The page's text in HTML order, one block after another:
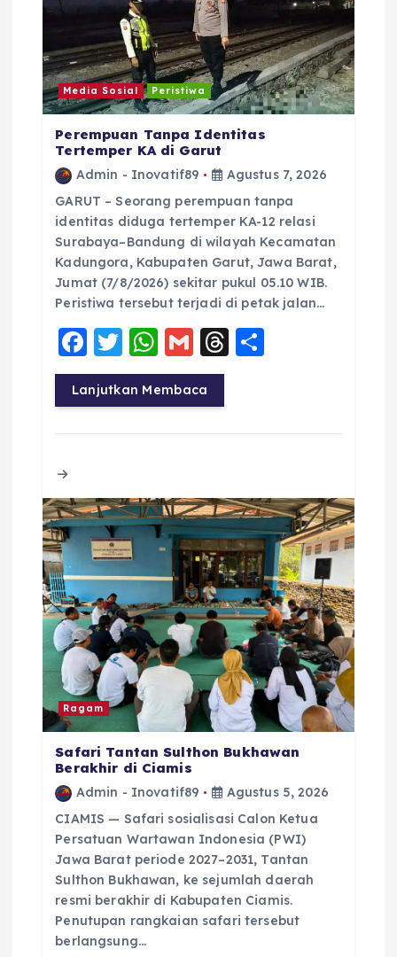
Media Sosial Peristiwa
Perempuan Tanpa Identitas
Tertemper KA di Garut
Admin - Inovatif89
Agustus 7, 2026
GARUT – Seorang perempuan tanpa
identitas diduga tertemper KA-12 relasi
Surabaya–Bandung di wilayah Kecamatan
Kadungora, Kabupaten Garut, Jawa Barat,
Jumat (7/8/2026) sekitar pukul 05.10 WIB.
Peristiwa tersebut terjadi di petak jalan…
F
a
c
e
o
k
T
w
it
te
W
h
a
ts
p
G
m
ai
l
T
a re
Lanjutkan Membaca
Ragam
Safari Tantan Sulthon Bukhawan
Berakhir di Ciamis
Admin - Inovatif89
Agustus 5, 2026
CIAMIS — Safari sosialisasi Calon Ketua
Persatuan Wartawan Indonesia (PWI)
Jawa Barat periode 2027–2031, Tantan
Sulthon Bukhawan, ke sejumlah daerah
resmi berakhir di Kabupaten Ciamis.
Penutupan rangkaian safari tersebut
berlangsung…